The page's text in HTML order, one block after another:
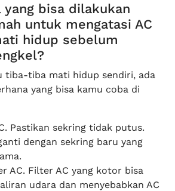
yang bisa dilakukan
untuk mengatasi AC
hidup sebelum
tiba-tiba mati hidup sendiri, ada
yang bisa kamu coba di
Pastikan sekring tidak putus.
dengan sekring baru yang
AC. Filter AC yang kotor bisa
udara dan menyebabkan AC